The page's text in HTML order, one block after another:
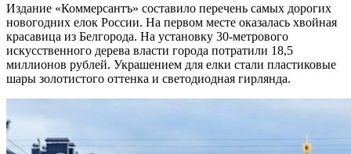
Издание «Коммерсантъ» составило перечень самых дорогих
новогодних елок России. На первом месте оказалась хвойная
красавица из Белгорода. На установку 30-метрового
искусственного дерева власти города потратили 18,5
миллионов рублей. Украшением для елки стали пластиковые
шары золотистого оттенка и светодиодная гирлянда.